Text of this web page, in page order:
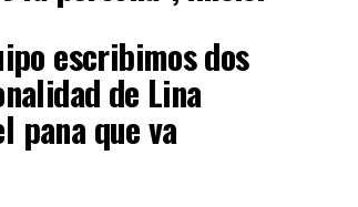
escribimos dos
de Lina
pana que va